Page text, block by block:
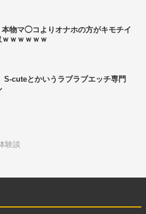
本物マ◯コよりオナホの方がキモチイ
ｗｗｗｗｗ
S-cuteとかいうラブラブエッチ専門
験談